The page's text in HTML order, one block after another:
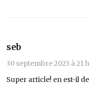
seb
30 septembre 2023 à 21
Super article! en est-il